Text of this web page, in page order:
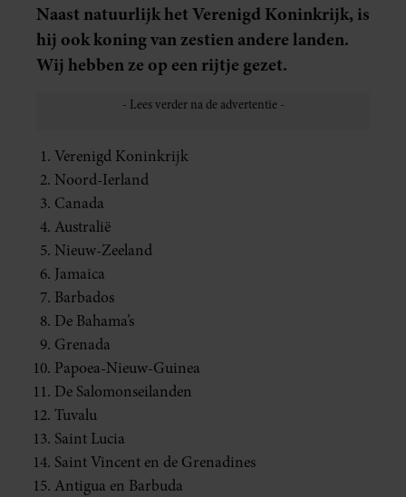
Naast natuurlijk het Verenigd Koninkrijk, is
hij ook koning van zestien andere landen.
Wij hebben ze op een rijtje gezet.
Verenigd Koninkrijk
Noord-Ierland
Canada
Australië
Nieuw-Zeeland
Jamaica
Barbados
De Bahama’s
Grenada
Papoea-Nieuw-Guinea
De Salomonseilanden
Tuvalu
Saint Lucia
Saint Vincent en de Grenadines
Antigua en Barbuda